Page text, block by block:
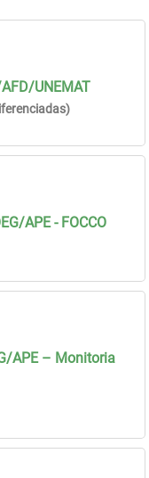
UNEMAT
APE - FOCCO
APE – Monitoria